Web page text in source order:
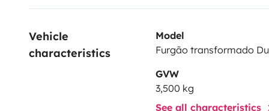
Vehicle
characteristics
Model
Furgão transformado
GVW
3,500 kg
See all characteristics